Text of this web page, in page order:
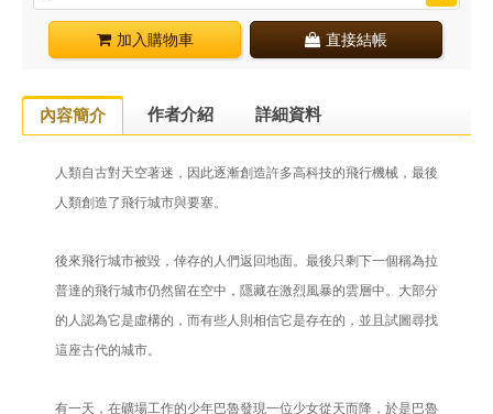
加入購物車 直接結帳
內容簡介 作者介紹 詳細資料
人類自古對天空著迷，因此逐漸創造許多高科技的飛行機械，最後
人類創造了飛行城市與要塞。
後來飛行城市被毀，倖存的人們返回地面。最後只剩下一個稱為拉
普達的飛行城市仍然留在空中，隱藏在激烈風暴的雲層中。大部分
的人認為它是虛構的，而有些人則相信它是存在的，並且試圖尋找
這座古代的城市。
有一天，在礦場工作的少年巴魯發現一位少女從天而降，於是巴魯